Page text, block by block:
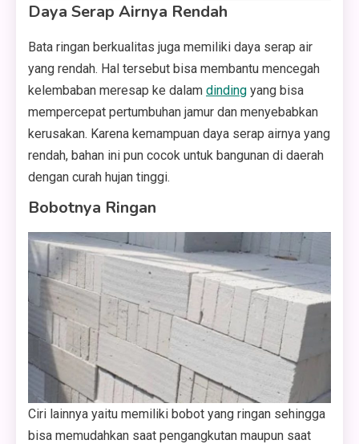
Daya Serap Airnya Rendah
Bata ringan berkualitas juga memiliki daya serap air
yang rendah. Hal tersebut bisa membantu mencegah
kelembaban meresap ke dalam dinding yang bisa
mempercepat pertumbuhan jamur dan menyebabkan
kerusakan. Karena kemampuan daya serap airnya yang
rendah, bahan ini pun cocok untuk bangunan di daerah
dengan curah hujan tinggi.
Bobotnya Ringan
Ciri lainnya yaitu memiliki bobot yang ringan sehingga
bisa memudahkan saat pengangkutan maupun saat